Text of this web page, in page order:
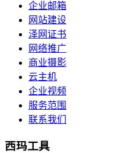
企业邮箱
网站建设
泽网证书
网络推广
商业摄影
云主机
企业视频
服务范围
联系我们
西玛工具